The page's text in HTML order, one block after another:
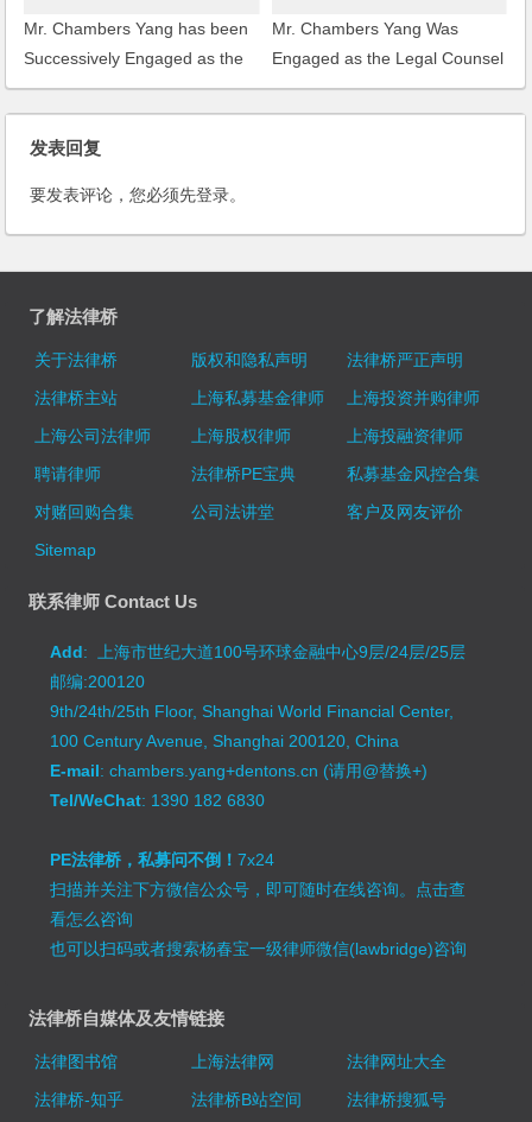
Mr. Chambers Yang has been
Successively Engaged as the
Mediators of China Council for
the Promotion of International
Trade Mediation Center
Mr. Chambers Yang Was
Engaged as the Legal Counsel
of VNU Exhibitions Asia
发表回复
要发表评论，您必须先登录。
了解法律桥
关于法律桥 版权和隐私声明
法律桥严正声明
法律桥主站
上海私募基金律师
上海投资并购律师
上海公司法律师
上海股权律师
上海投融资律师
聘请律师
法律桥PE宝典
私募基金风控合集
对赌回购合集
公司法讲堂
客户及网友评价
Sitemap
联系律师 Contact Us
Add: 上海市世纪大道100号环球金融中心9层/24层/25层
邮编:200120
9th/24th/25th Floor, Shanghai World Financial Center,
100 Century Avenue, Shanghai 200120, China
E-mail: chambers.yang+dentons.cn (请用@替换+)
Tel/WeChat: 1390 182 6830
PE法律桥，私募问不倒！7x24
扫描并关注下方微信公众号，即可随时在线咨询。 点击查
看怎么咨询
也可以扫码或者搜索杨春宝一级律师微信(lawbridge)咨询
法律桥自媒体及友情链接
法律图书馆 上海法律网
法律网址大全
法律桥-知乎
法律桥B站空间
法律桥搜狐号